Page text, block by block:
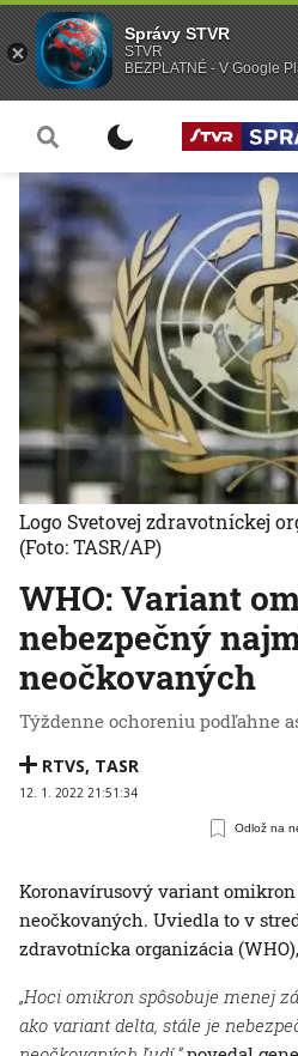
WHO: Variant
nebezpečný
neočkovaných
Týždenne ochoreniu podľahne
RTVS, TASR
12. 1. 2022 21:51:34
Odlož na
Logo Svetovej zdravotníckej
(Foto: TASR/AP)
Koronavírusový variant
neočkovaných. Uviedla to v
zdravotnícka organizácia
„Hoci omikron spôsobuje menej
ako variant delta, stále je
Správy STVR
STVR
BEZPLATNÉ - V Google